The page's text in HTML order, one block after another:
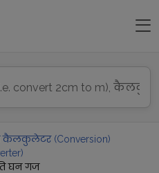
कैलकुलेटर (Conversion)
घन गज